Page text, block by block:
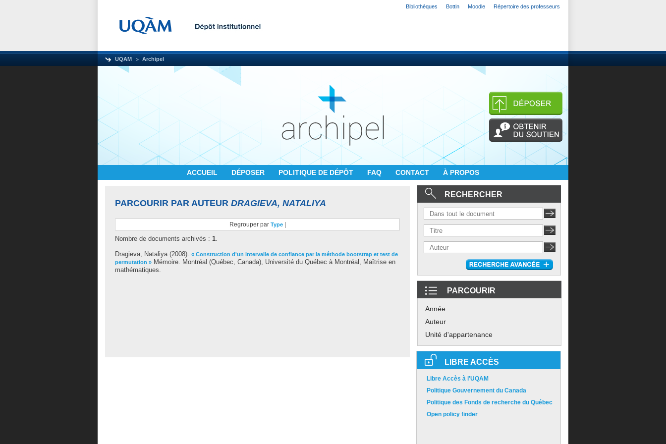
Bibliothèques Bottin Moodle Répertoire des professeurs
UQAM Archipel
ACCUEIL DÉPOSER POLITIQUE DE DÉPÔT FAQ CONTACT À PROPOS
PARCOURIR PAR AUTEUR DRAGIEVA, NATALIYA
Regrouper par Type
Nombre de documents archivés : 1.
Dragieva, Nataliya(2008). « Construction d'un intervalle de confiance par la méthode bootstrap et test de
permutation » Mémoire. Montréal (Québec, Canada), Université du Québec à Montréal, Maîtrise en
mathématiques.
RECHERCHER
PARCOURIR
Année
Auteur
Unité d'appartenance
LIBRE ACCÈS
Libre Accès à l'UQAM
Politique Gouvernement du Canada
Politique des Fonds de recherche du Québec
Open policy finder